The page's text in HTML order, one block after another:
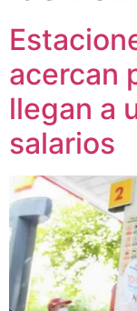
acercan
llegan a
salarios